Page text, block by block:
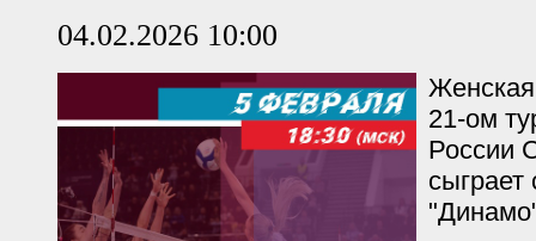
04.02.2026 10:00
21-ом
России
сыграет